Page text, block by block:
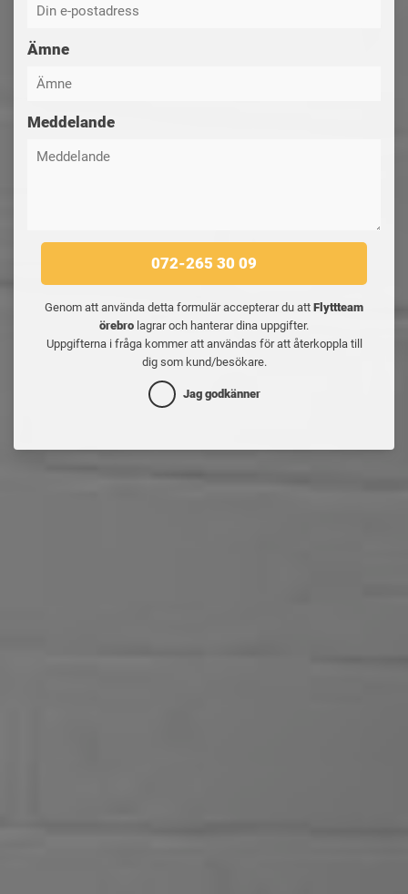
Ämne
Meddelande
072-265 30 09
Genom att använda detta formulär accepterar du att Flyttteam
örebro lagrar och hanterar dina uppgifter.
Uppgifterna i fråga kommer att användas för att återkoppla till
dig som kund/besökare.
Jag godkänner